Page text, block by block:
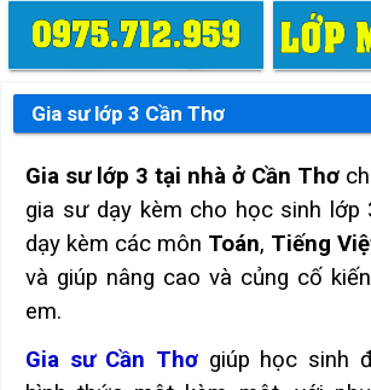
Gia sư lớp 3 Cần Thơ
Gia sư lớp 3 tại nhà ở Cần Thơ
gia sư dạy kèm cho học sinh lớp
dạy kèm các môn Toán, Tiếng
và giúp nâng cao và củng cố
em.
Gia sư Cần Thơ giúp học sinh